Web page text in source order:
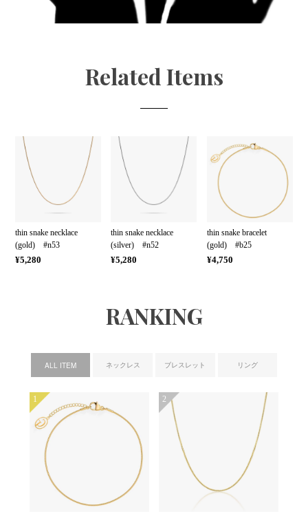
Related Items
thin snake necklace
(gold) #n53
¥5,280
thin snake necklace
(silver) #n52
¥5,280
thin snake bracelet
(gold) #b25
¥4,750
RANKING
ALL ITEM ネックレス ブレスレット リング
1 2